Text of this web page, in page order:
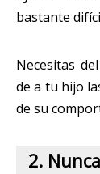
bastante
Necesitas
de a tu hijo
de su
2.